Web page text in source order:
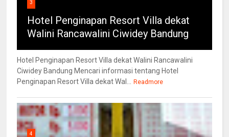
3
Hotel Penginapan Resort Villa dekat
Walini Rancawalini Ciwidey Bandung
Hotel Penginapan Resort Villa dekat Walini Rancawalini
Ciwidey Bandung Mencari informasi tentang Hotel
Penginapan Resort Villa dekat Wal...
Readmore
4